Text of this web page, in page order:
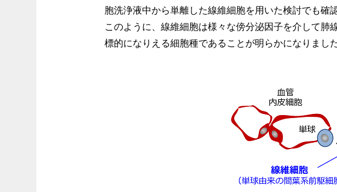
胞洗浄液中から単離した線維細胞を用いた検討でも確
このように、線維細胞は様々な傍分泌因子を介して
標的になりえる細胞種であることが明らかになりました